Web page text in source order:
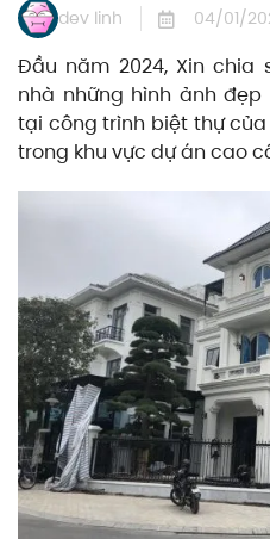
dev linh 04/01/
Đầu năm 2024, Xin chia
nhà những hình ảnh
tại công trình biệt thự
trong khu vực dự án cao